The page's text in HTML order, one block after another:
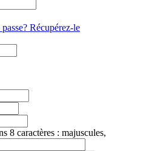
Récupérez-le
8 caractères : majuscules,